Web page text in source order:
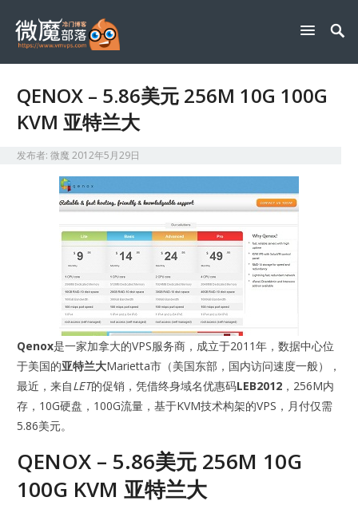
QENOX – 5.86美元 256M 10G 100G
KVM 亚特兰大
发布者:微魔2012年5月29日
Qenox是一家加拿大的VPS服务商，成立于2011年，数据中心位
于美国的亚特兰大Marietta市（美国东部，国内访问速度一般），
最近，来自LET的促销，凭借终身域名优惠码LEB2012 ，256M内
存，10G硬盘，100G流量，基于KVM技术构架的VPS，月付仅需
5.86美元。
QENOX – 5.86美元 256M 10G
100G KVM 亚特兰大